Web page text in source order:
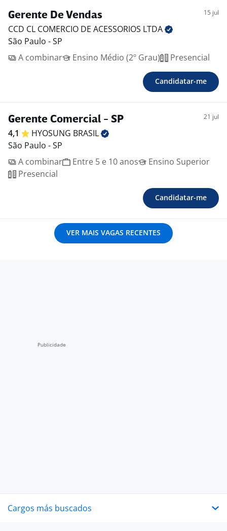
Gerente De Vendas 15 jul
CCD CL COMERCIO DE ACESSORIOS LTDA
São Paulo - SP
A combinar
Ensino Médio (2º Grau) Presencial
Candidatar-me
Gerente Comercial - SP 21 jul
4,1 HYOSUNG BRASIL
São Paulo - SP
A combinar
Entre 5 e 10 anos
Ensino Superior
Presencial
Candidatar-me
VER MAIS VAGAS RECENTES
Cargos más buscados